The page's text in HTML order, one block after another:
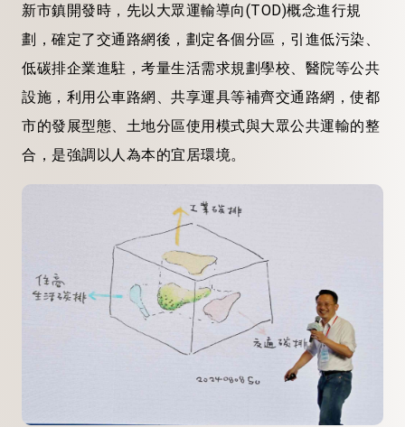
新市鎮開發時，先以大眾運輸導向(TOD)概念進行規
劃，確定了交通路網後，劃定各個分區，引進低污染、
低碳排企業進駐，考量生活需求規劃學校、醫院等公共
設施，利用公車路網、共享運具等補齊交通路網，使都
市的發展型態、土地分區使用模式與大眾公共運輸的整
合，是強調以人為本的宜居環境。